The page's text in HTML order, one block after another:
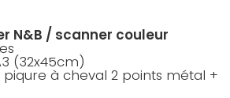
N&B / scanner couleur
(32x45cm)
à cheval 2 points métal +